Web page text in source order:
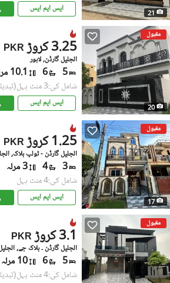
21 ایس ایم ایس
مقبول
20
PKR 3.25 کروڑ
الجلیل گارڈن, لاہور
5
6 10.1 مرلہ
شامل کی:3 منٹ پہل
ایس ایم ایس
مقبول
17
PKR 1.25 کروڑ
الجلیل گارڈن - ٹولپ بلاک,
3
4 3 مرلہ
شامل کی:4 منٹ پہل
ایس ایم ایس
مقبول
PKR 3.1 کروڑ
الجلیل گارڈن ۔ بلاک جے,
5
6 10 مرلہ
شامل کی:4 منٹ پہل